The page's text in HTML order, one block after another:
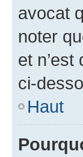
avocat
noter
et
ci-
Haut